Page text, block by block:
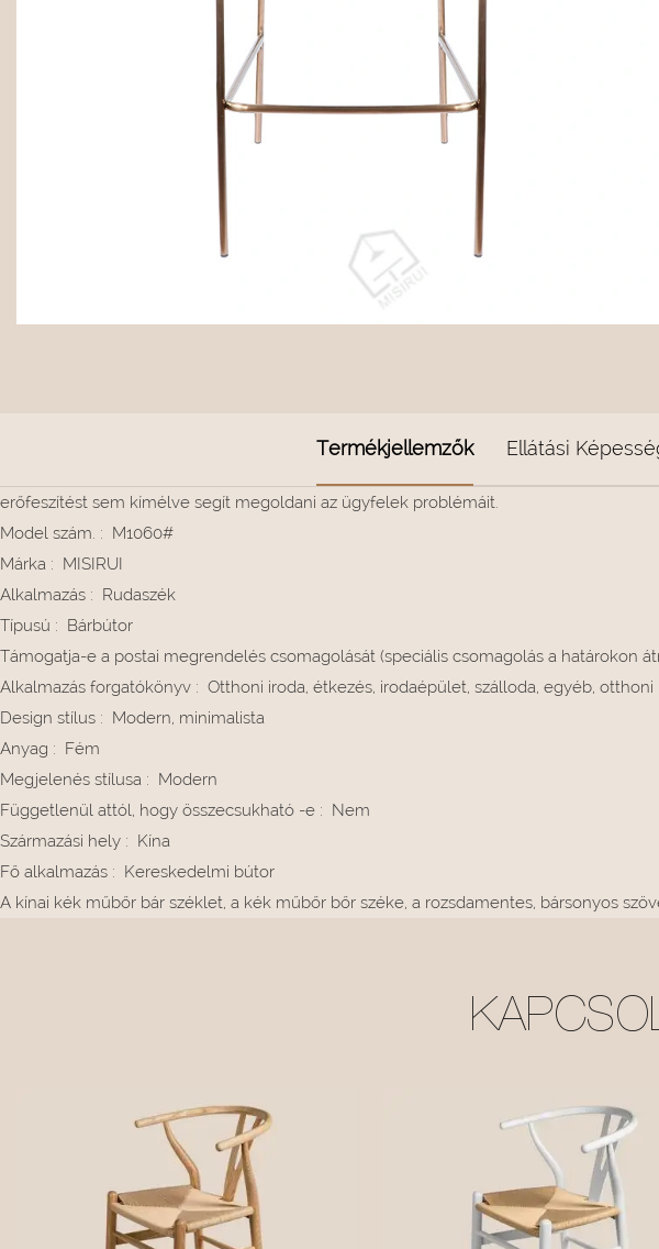
Termékjellemzők Ellátási
erőfeszítést sem kímélve segít megoldani az ügyfelek problémáit.
Model szám. : M1060#
Márka : MISIRUI
Alkalmazás : Rudaszék
Típusú : Bárbútor
Támogatja-e a postai megrendelés csomagolását (speciális csomagolás a határokon
Alkalmazás forgatókönyv : Otthoni iroda, étkezés, irodaépület, szálloda, egyéb, otthoni
Design stílus : Modern, minimalista
Anyag : Fém
Megjelenés stílusa : Modern
Függetlenül attól, hogy összecsukható -e : Nem
Származási hely : Kína
Fő alkalmazás : Kereskedelmi bútor
A kínai kék műbőr bár széklet, a kék műbőr bőr széke, a rozsdamentes, bársonyos